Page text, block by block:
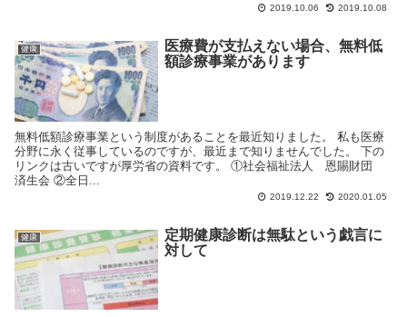
2019.10.06 2019.10.08
健康
医療費が支払えない場合、無料低
額診療事業があります
無料低額診療事業という制度があることを最近知りました。 私も医療
分野に永く従事しているのですが、最近まで知りませんでした。 下の
リンクは古いですが厚労省の資料です。 ①社会福祉法人 恩賜財団
済生会 ②全日...
2019.12.22 2020.01.05
健康
定期健康診断は無駄という戯言に
対して